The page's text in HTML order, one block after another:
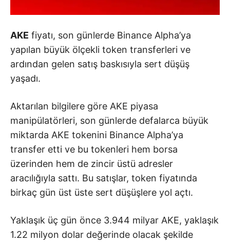
AKE fiyatı, son günlerde Binance Alpha’ya
yapılan büyük ölçekli token transferleri ve
ardından gelen satış baskısıyla sert düşüş
yaşadı.
Aktarılan bilgilere göre AKE piyasa
manipülatörleri, son günlerde defalarca büyük
miktarda AKE tokenini Binance Alpha’ya
transfer etti ve bu tokenleri hem borsa
üzerinden hem de zincir üstü adresler
aracılığıyla sattı. Bu satışlar, token fiyatında
birkaç gün üst üste sert düşüşlere yol açtı.
Yaklaşık üç gün önce 3.944 milyar AKE, yaklaşık
1.22 milyon dolar değerinde olacak şekilde